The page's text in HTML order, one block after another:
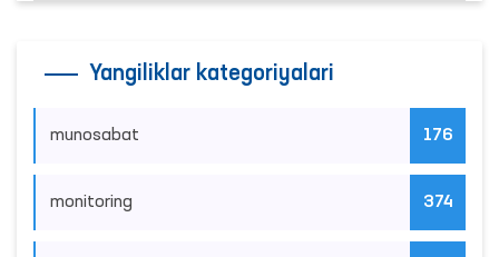
Yangiliklar kategoriyalari
munosabat 176
monitoring 374